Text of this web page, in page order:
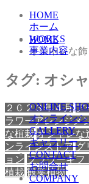
HOME
ホーム
WORKS
事業内容
ONLINE
オンライン
GALLERY
ギャラリー
CONTACT
お問合せ
COMPANY
HOME
オシャレな
タグ: オシ
２０２３年４月 ア
ラワーアレンジメ
な植栽 オシャレな
ンラインストア グ
ョン フラワーギフ
植栽 観葉植物